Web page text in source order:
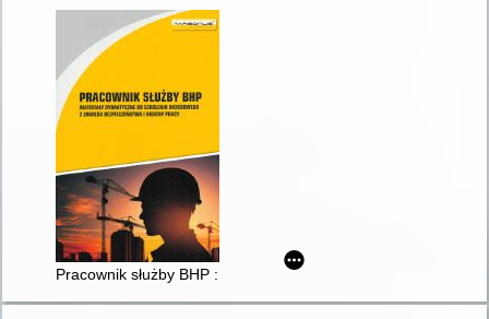
Pracownik służby BHP : materiały dydaktyczne do szkolenia